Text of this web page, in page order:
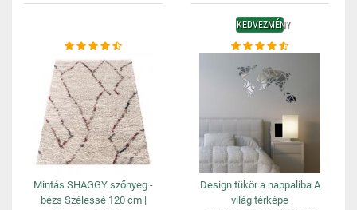
Mintás SHAGGY szőnyeg -
bézs Szélessé 120 cm |
KEDVEZMÉNY
Design tükör a nappaliba A
világ térképe